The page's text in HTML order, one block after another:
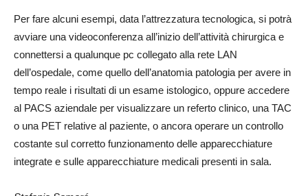
Per fare alcuni esempi, data l’attrezzatura tecnologica, si potrà
avviare una videoconferenza all’inizio dell’attività chirurgica e
connettersi a qualunque pc collegato alla rete LAN
dell’ospedale, come quello dell’anatomia patologia per avere in
tempo reale i risultati di un esame istologico, oppure accedere
al PACS aziendale per visualizzare un referto clinico, una TAC
o una PET relative al paziente, o ancora operare un controllo
costante sul corretto funzionamento delle apparecchiature
integrate e sulle apparecchiature medicali presenti in sala.